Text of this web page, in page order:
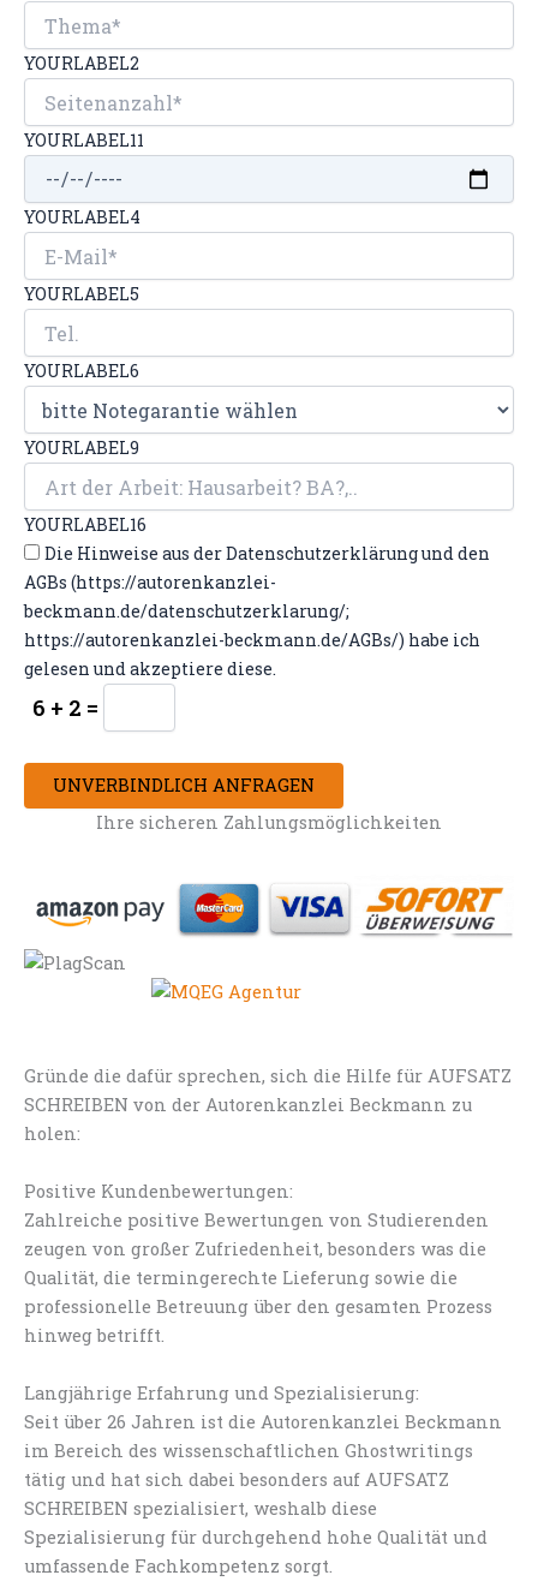
YOURLABEL2
YOURLABEL11
YOURLABEL4
YOURLABEL5
YOURLABEL6
YOURLABEL9
YOURLABEL16
Die Hinweise aus der Datenschutzerklärung und den
AGBs (https://autorenkanzlei-
beckmann.de/datenschutzerklarung/;
https://autorenkanzlei-beckmann.de/AGBs/) habe ich
gelesen und akzeptiere diese.
6 + 2 =
UNVERBINDLICH ANFRAGEN
Ihre sicheren Zahlungsmöglichkeiten
Gründe die dafür sprechen, sich die Hilfe für AUFSATZ
SCHREIBEN von der Autorenkanzlei Beckmann zu
holen:
Positive Kundenbewertungen:
Zahlreiche positive Bewertungen von Studierenden
zeugen von großer Zufriedenheit, besonders was die
Qualität, die termingerechte Lieferung sowie die
professionelle Betreuung über den gesamten Prozess
hinweg betrifft.
Langjährige Erfahrung und Spezialisierung:
Seit über 26 Jahren ist die Autorenkanzlei Beckmann
im Bereich des wissenschaftlichen Ghostwritings
tätig und hat sich dabei besonders auf AUFSATZ
SCHREIBEN spezialisiert, weshalb diese
Spezialisierung für durchgehend hohe Qualität und
umfassende Fachkompetenz sorgt.